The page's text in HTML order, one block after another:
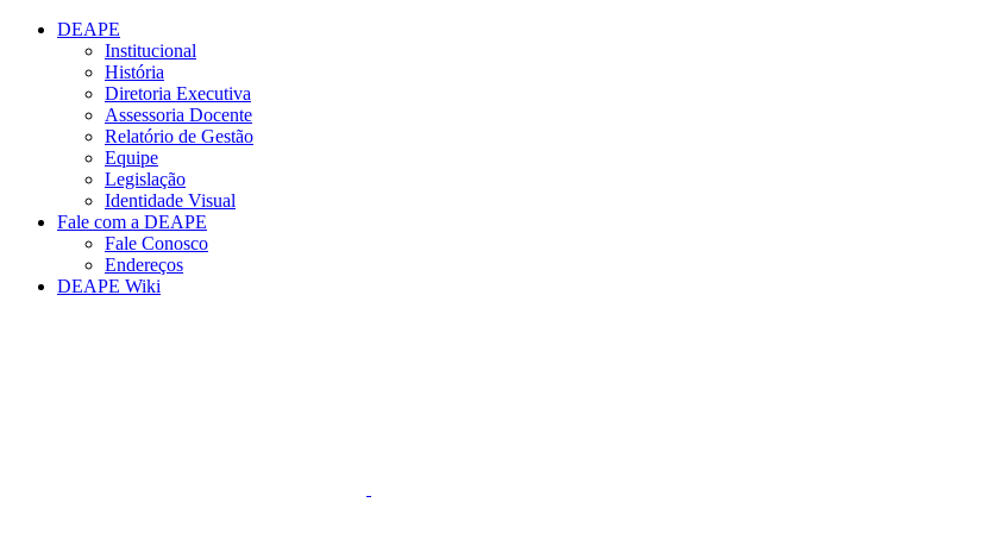
Conteúdo principal
DEAPE
Institucional
História
Diretoria Executiva
Assessoria Docente
Relatório de Gestão
Equipe
Legislação
Identidade Visual
Fale com a DEAPE
Fale Conosco
Endereços
DEAPE Wiki